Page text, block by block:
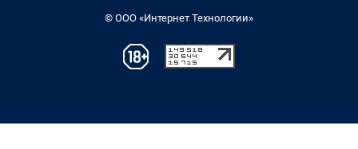
© ООО «Интернет Технологии»